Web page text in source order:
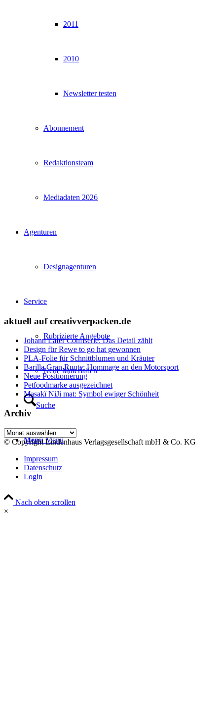
2011
2010
Newsletter testen
Abonnement
Redaktionsteam
Mediadaten 2026
Agenturen
Designagenturen
Service
Rubrizierte Angebote
Neue Materialien
Suche
Menü Menü
aktuell auf creativverpacken.de
Johann Lafer Confiserie: Das Detail zählt
Design für Rewe to go hat gewonnen
PLA-Folie für Schnittblumen und Kräuter
Barilla Gran Ruote: Hommage an den Motorsport
Neue Positionierung
Petfoodmarke ausgezeichnet
Masakï NiJi mat: Symbol ewiger Schönheit
Archiv
Archiv
© Copyright Lindenhaus Verlagsgesellschaft mbH & Co. KG
Impressum
Datenschutz
Login
Nach oben scrollen
×